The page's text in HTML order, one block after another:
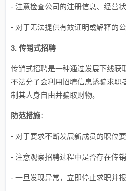
- 注意检查公司的注册信息、经营状
- 对于无法提供有效证明或解释的公
3. 传销式招聘
传销式招聘是一种通过发展下线获
不法分子会利用招聘信息诱骗求职
制其人身自由并骗取财物。
防范措施：
- 对于要求不断发展新成员的职位要
- 注意观察招聘过程中是否存在传销
- 一旦发现异常，立即停止求职并报